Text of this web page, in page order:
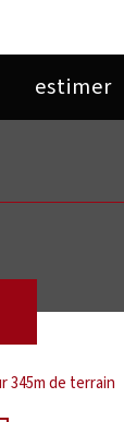
estimer
345m de terrain